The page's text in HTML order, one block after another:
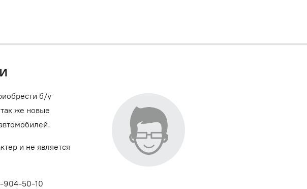
б/у
же новые
и не является
904-50-10